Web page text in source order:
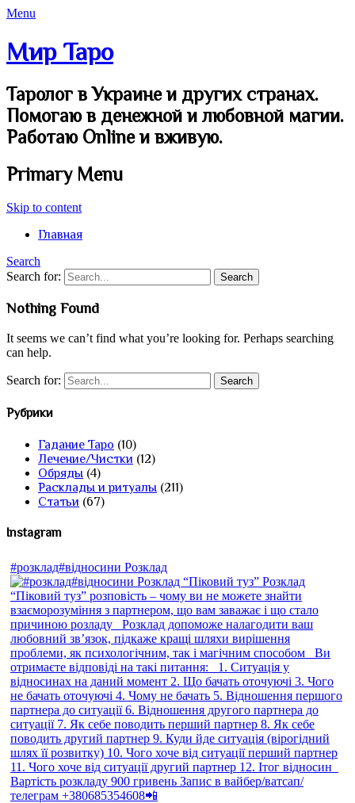
Menu
Мир Таро
Таролог в Украине и других странах.
Помогаю в денежной и любовной магии.
Работаю Online и вживую.
Primary Menu
Skip to content
Главная
Search
Search for:
Nothing Found
It seems we can’t find what you’re looking for. Perhaps searching
can help.
Search for:
Рубрики
Гадание Таро (10)
Лечение/Чистки (12)
Обряды (4)
Расклады и ритуалы (211)
Статьи (67)
Instagram
#розклад#відносини Розклад